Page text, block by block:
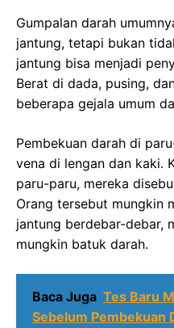
Gumpalan darah
jantung, tetapi bukan
jantung bisa menjadi
Berat di dada, pusing,
beberapa gejala umum
Pembekuan darah di
vena di lengan dan kaki.
paru-paru, mereka
Orang tersebut mungkin
jantung berdebar-debar,
mungkin batuk darah.
Baca Juga Tes Baru
Sebelum Pembekuan